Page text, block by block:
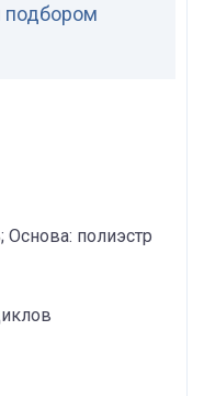
Основа: полиэстр